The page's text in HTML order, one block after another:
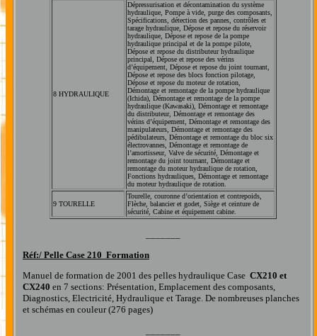
8 HYDRAULIQUE
Dépressurisation et décontamination du système
hydraulique, Pompe à vide, purge des composants,
Spécifications, détection des pannes, contrôles et
tarage hydraulique, Dépose et repose du réservoir
hydraulique, Dépose et repose de la pompe
hydraulique principal et de la pompe pilote,
Dépose et repose du distributeur hydraulique
principal, Dépose et repose des vérins
d’équipement, Dépose et repose du joint tournant,
Dépose et repose des blocs fonction pilotage,
Dépose et repose du moteur de rotation,
Démontage et remontage de la pompe hydraulique
(Ichida), Démontage et remontage de la pompe
hydraulique (Kawasaki), Démontage et remontage
du distributeur, Démontage et remontage des
vérins d’équipement, Démontage et remontage des
manipulateurs, Démontage et remontage des
pédibulateurs, Démontage et remontage du bloc six
électrovannes, Démontage et remontage de
l’amortisseur, Valve de sécurité, Démontage et
remontage du joint tournant, Démontage et
remontage du moteur hydraulique de rotation,
Fonctions hydrauliques, Démontage et remontage
du moteur hydraulique de rotation.
9 TOURELLE
Tourelle, couronne d’orientation et contrepoids,
Flèche, balancier et godet, Siège et ceinture de
sécurité, Cabine et équipement cabine.
Réf:/ Pelle Case 210 Formation
Manuel de formation de 2001 des pelles hydraulique Case CX210 et
CX240 en 7 sections: Présentation, Emplacement des composants,
Diagnostics, Electricité, Hydraulique et Tarage. De nombreuses planches
et schémas en couleur (276 pages)